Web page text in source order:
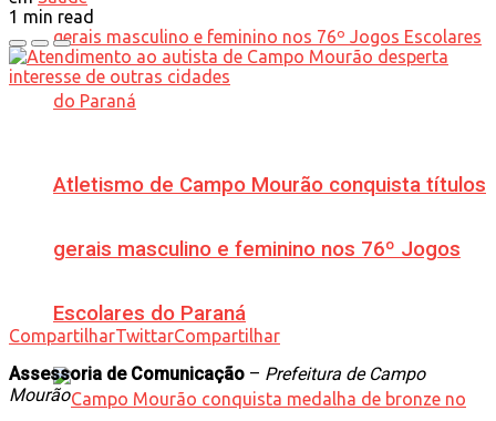
Atletismo de Campo Mourão conquista títulos
gerais masculino e feminino nos 76º Jogos
Escolares do Paraná
1 min read
CompartilharTwittarCompartilhar
Assessoria de Comunicação – Prefeitura de Campo
Mourão